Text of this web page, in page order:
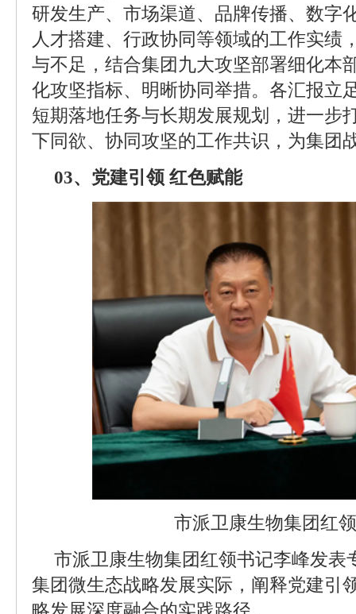
研发生产、市场渠道、品牌传播、数字
人才搭建、行政协同等领域的工作实绩
与不足，结合集团九大攻坚部署细化本
化攻坚指标、明晰协同举措。各汇报立
短期落地任务与长期发展规划，进一步
下同欲、协同攻坚的工作共识，为集团
03、党建引领 红色赋能
市派卫康生物集团红
市派卫康生物集团红领书记李峰发表
集团微生态战略发展实际，阐释党建引